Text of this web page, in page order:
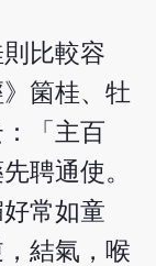
比較容
箘桂、牡
「主百
聘通使。
常如童
結氣，喉